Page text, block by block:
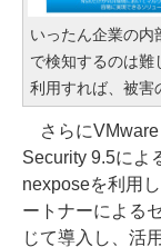
いったん企業の内
で検知するのは難
利用すれば、被害
さらにVMware
Security 9.5によ
nexposeを利用
ートナーによる
じて導入し、活